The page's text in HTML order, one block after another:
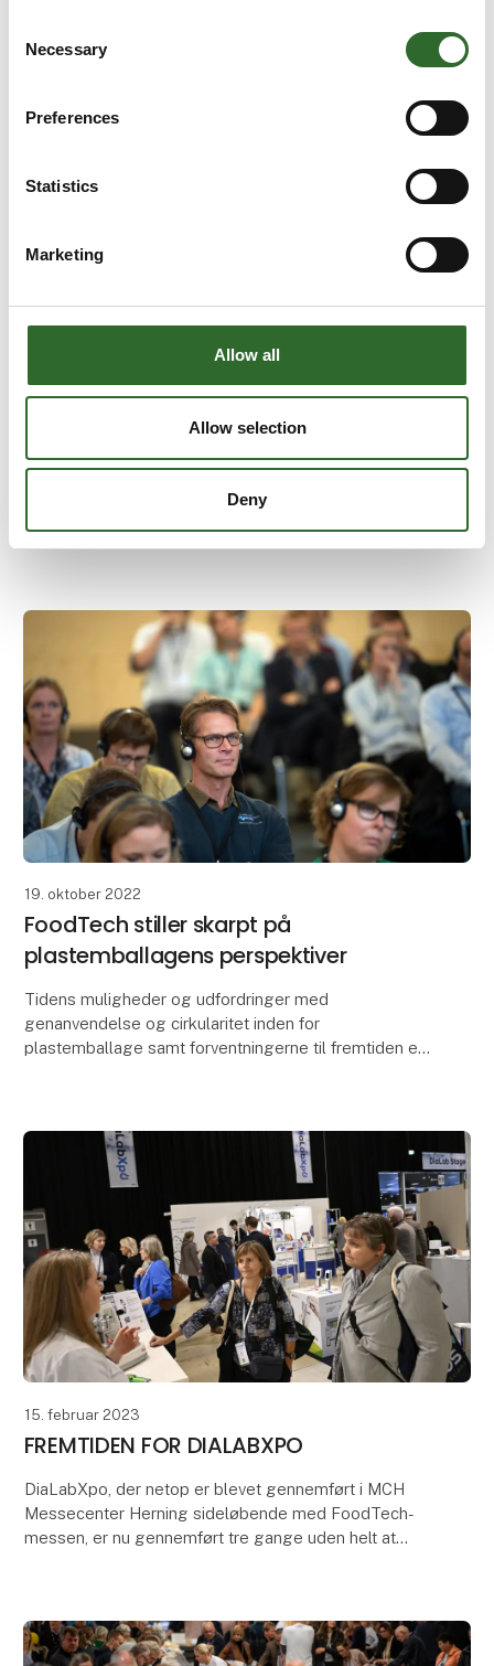
Selection
Necessary
Preferences
Statistics
Marketing
Allow all
Allow selection
Deny
VÆRDIFULDE MØDER OG INNOVATIV
aktivitetsmættede dage med fokus på
bæredygtighed, nye produkter og konferencer –
samtidig blev messeformatets store betydning for
19. oktober 2022
FoodTech stiller skarpt på
plastemballagens perspektiver
Tidens muligheder og udfordringer med
genanvendelse og cirkularitet inden for
plastemballage samt forventningerne til fremtiden er i
15. februar 2023
FREMTIDEN FOR DIALABXPO
DiaLabXpo, der netop er blevet gennemført i MCH
Messecenter Herning sideløbende med FoodTech-
messen, er nu gennemført tre gange uden helt at